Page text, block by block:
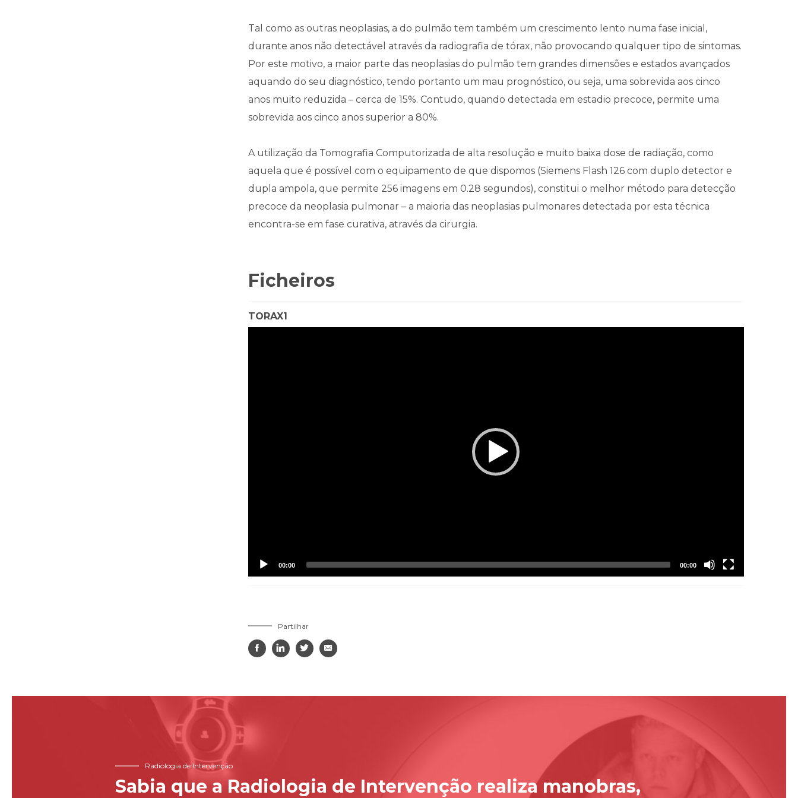
Tal como as outras neoplasias, a do pulmão tem também um crescimento lento numa fase inicial,
durante anos não detectável através da radiografia de tórax, não provocando qualquer tipo de sintomas.
Por este motivo, a maior parte das neoplasias do pulmão tem grandes dimensões e estados avançados
aquando do seu diagnóstico, tendo portanto um mau prognóstico, ou seja, uma sobrevida aos cinco
anos muito reduzida – cerca de 15%. Contudo, quando detectada em estadio precoce, permite uma
sobrevida aos cinco anos superior a 80%.
A utilização da Tomografia Computorizada de alta resolução e muito baixa dose de radiação, como
aquela que é possível com o equipamento de que dispomos (Siemens Flash 126 com duplo detector e
dupla ampola, que permite 256 imagens em 0.28 segundos), constitui o melhor método para detecção
precoce da neoplasia pulmonar – a maioria das neoplasias pulmonares detectada por esta técnica
encontra-se em fase curativa, através da cirurgia.
Ficheiros
TORAX1
00:00 00:00
Partilhar
   
Radiologia de Intervenção
Sabia que a Radiologia de Intervenção realiza manobras,